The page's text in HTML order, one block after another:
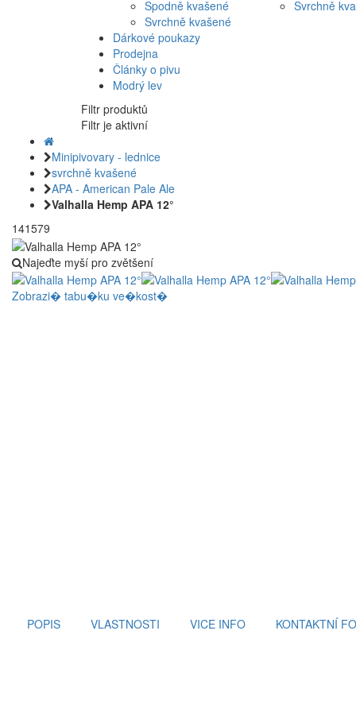
Spodně kvašené
Svrchně kvašené
Svrchně
Dárkové poukazy
Prodejna
Články o pivu
Modrý lev
Filtr produktů
Filtr je aktivní
Minipivovary - lednice
svrchně kvašené
APA - American Pale Ale
Valhalla Hemp APA 12°
141579
Najeďte myší pro zvětšení
Zobrazi� tabu�ku ve�kost�
POPIS
VLASTNOSTI VICE INFO KONTAKTNÍ